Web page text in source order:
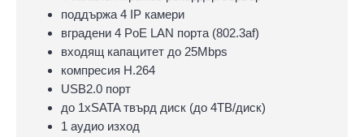
поддържа 4 IP камери
вградени 4 PoE LAN порта (802.3af)
входящ капацитет до 25Mbps
компресия H.264
USB2.0 порт
до 1хSATA твърд диск (до 4ТВ/диск)
1 аудио изход